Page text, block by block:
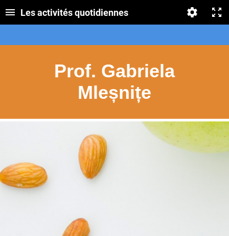
Les activités quotidiennes
Prof. Gabriela
Mleșnițe